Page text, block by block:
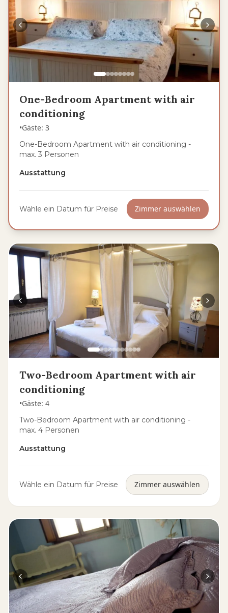
One-Bedroom Apartment with air
conditioning
•Gäste: 3
One-Bedroom Apartment with air conditioning -
max. 3 Personen
Ausstattung
Wähle ein Datum für Preise Zimmer auswählen
Two-Bedroom Apartment with air
conditioning
•Gäste: 4
Two-Bedroom Apartment with air conditioning -
max. 4 Personen
Ausstattung
Wähle ein Datum für Preise Zimmer auswählen